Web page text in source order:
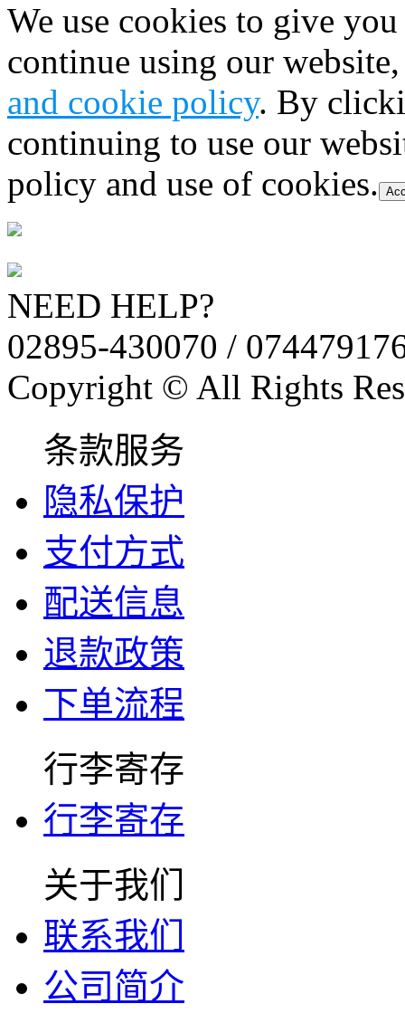
We use cookies to give
continue using our
and cookie policy. By
continuing to use our
policy and use of cookies.
NEED HELP?
02895-430070 /
Copyright © All Rights
条款服务
隐私保护
支付方式
配送信息
退款政策
下单流程
行李寄存
行李寄存
关于我们
联系我们
公司简介